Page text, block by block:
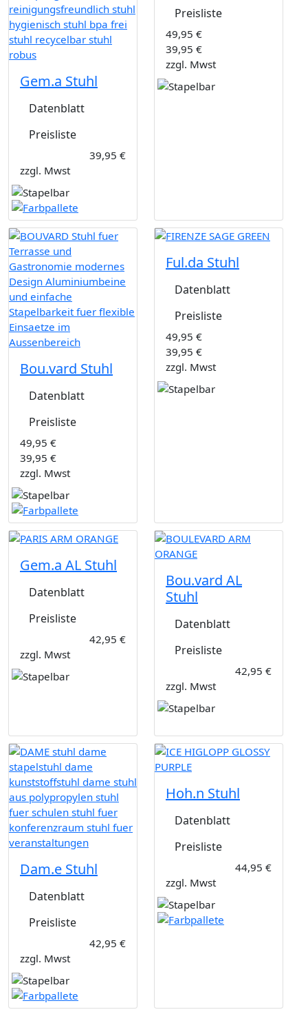
Gem.a Stuhl
Datenblatt
Preisliste
39,95 €
zzgl. Mwst
Preisliste
49,95 €
39,95 €
zzgl. Mwst
Bou.vard Stuhl
Datenblatt
Preisliste
49,95 €
39,95 €
zzgl. Mwst
Ful.da Stuhl
Datenblatt
Preisliste
49,95 €
39,95 €
zzgl. Mwst
Gem.a AL Stuhl
Datenblatt
Preisliste
42,95 €
zzgl. Mwst
Bou.vard AL
Stuhl
Datenblatt
Preisliste
42,95 €
zzgl. Mwst
Dam.e Stuhl
Datenblatt
Preisliste
42,95 €
zzgl. Mwst
Hoh.n Stuhl
Datenblatt
Preisliste
44,95 €
zzgl. Mwst